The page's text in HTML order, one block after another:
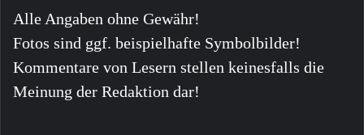
Alle Angaben ohne Gewähr!
Fotos sind ggf. beispielhafte Symbolbilder!
Kommentare von Lesern stellen keinesfalls die
Meinung der Redaktion dar!